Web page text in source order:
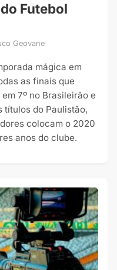
Futebol
Geovane
mágica em
as finais que
7º no Brasileirão e
títulos do Paulistão,
colocam o 2020
anos do clube.